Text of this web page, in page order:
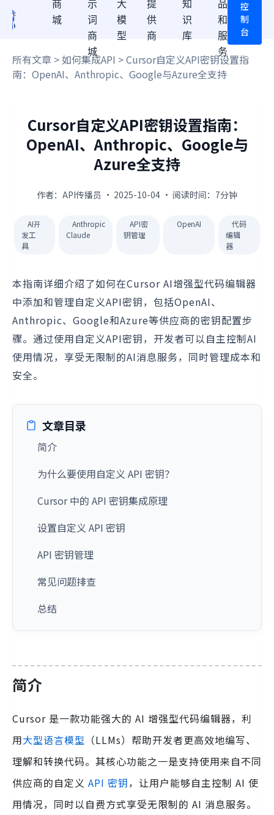
商
城
示
词
商
城
大
模
型
提
供
商
知
识
库
品
和
服
务
控
制
台
所有文章 >如何集成API > Cursor自定义API密钥设置指
南：OpenAI、Anthropic、Google与Azure全支持
Cursor自定义API密钥设置指南：
OpenAI、Anthropic、Google与
Azure全支持
作者：API传播员 · 2025-10-04 · 阅读时间：7分钟
AI开
发工
具
Anthropic
Claude
API密
钥管理
OpenAI
代码
编辑
器
本指南详细介绍了如何在Cursor AI增强型代码编辑器
中添加和管理自定义API密钥，包括OpenAI、
Anthropic、Google和Azure等供应商的密钥配置步
骤。通过使用自定义API密钥，开发者可以自主控制AI
使用情况，享受无限制的AI消息服务，同时管理成本和
安全。
文章目录
简介
为什么要使用自定义 API 密钥？
Cursor 中的 API 密钥集成原理
设置自定义 API 密钥
API 密钥管理
常见问题排查
总结
简介
Cursor 是一款功能强大的 AI 增强型代码编辑器，利
用大型语言模型 （LLMs）帮助开发者更高效地编写、
理解和转换代码。其核心功能之一是支持使用来自不同
供应商的自定义 API 密钥，让用户能够自主控制 AI 使
用情况，同时以自费方式享受无限制的 AI 消息服务。